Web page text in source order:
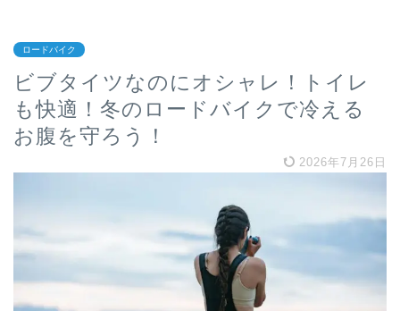
ロードバイク
ビブタイツなのにオシャレ！トイレ
も快適！冬のロードバイクで冷える
お腹を守ろう！
2026年7月26日